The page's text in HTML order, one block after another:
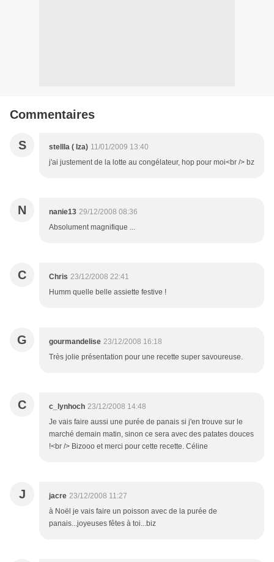
Commentaires
S stellla ( Iza) 11/01/2009 13:40
j'ai justement de la lotte au congélateur, hop pour moi<br /> bz
N nanie13 29/12/2008 08:36
Absolument magnifique ...
C Chris 23/12/2008 22:41
Humm quelle belle assiette festive !
G gourmandelise 23/12/2008 16:18
Très jolie présentation pour une recette super savoureuse.
C c_lynhoch 23/12/2008 14:48
Je vais faire aussi une purée de panais si j'en trouve sur le
marché demain matin, sinon ce sera avec des patates douces
!<br /> Bizooo et merci pour cette recette. Céline
J jacre 23/12/2008 11:27
à Noël je vais faire un poisson avec de la purée de
panais...joyeuses fêtes à toi...biz